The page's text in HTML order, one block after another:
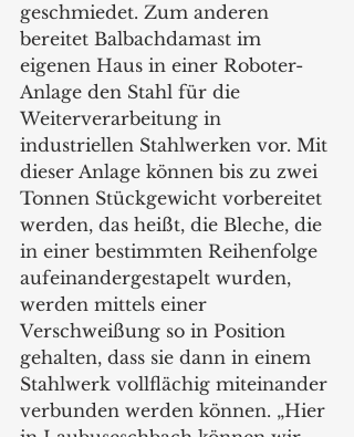
geschmiedet. Zum anderen
bereitet Balbachdamast im
eigenen Haus in einer Roboter-
Anlage den Stahl für die
Weiterverarbeitung in
industriellen Stahlwerken vor. Mit
dieser Anlage können bis zu zwei
Tonnen Stückgewicht vorbereitet
werden, das heißt, die Bleche, die
in einer bestimmten Reihenfolge
aufeinandergestapelt wurden,
werden mittels einer
Verschweißung so in Position
gehalten, dass sie dann in einem
Stahlwerk vollflächig miteinander
verbunden werden können. „Hier